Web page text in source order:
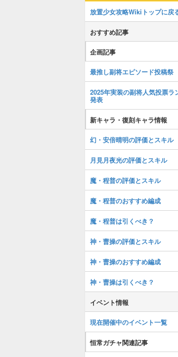
放置少女攻略Wikiトップに戻
おすすめ記事
企画記事
最推し副将エピソード投稿祭
2025年実装の副将人気投票ラ
発表
新キャラ・復刻キャラ情報
幻・安倍晴明の評価とスキル
月見月夜光の評価とスキル
魔・程普の評価とスキル
魔・程普のおすすめ編成
魔・程普は引くべき？
神・曹操の評価とスキル
神・曹操のおすすめ編成
神・曹操は引くべき？
イベント情報
現在開催中のイベント一覧
恒常ガチャ関連記事